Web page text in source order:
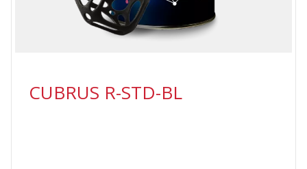
CUBRUS R-STD-BL